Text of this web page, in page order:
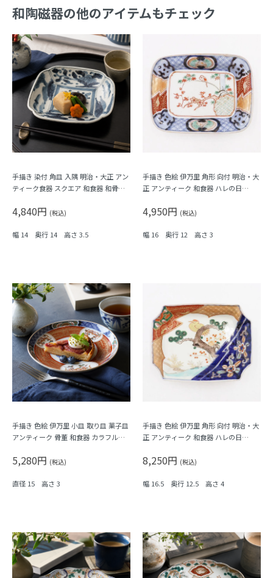
和陶磁器の他のアイテムもチェック
手描き 染付 角皿 入隅 明治・大正 アン
ティーク食器 スクエア 和食器 和骨董
4,840円 (税込)
幅 14 奥行 14 高さ 3.5
手描き 色絵 伊万里 角形 向付 明治・大
正 アンティーク 和食器 ハレの日
4,950円 (税込)
幅 16 奥行 12 高さ 3
手描き 色絵 伊万里 小皿 取り皿 菓子皿
アンティーク 骨董 和食器 カラフル
5,280円 (税込)
直径 15 高さ 3
手描き 色絵 伊万里 角形 向付 明治・大
正 アンティーク 和食器 ハレの日
8,250円 (税込)
幅 16.5 奥行 12.5 高さ 4